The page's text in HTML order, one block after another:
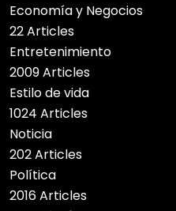
Economía y Negocios
22 Articles
Entretenimiento
2009 Articles
Estilo de vida
1024 Articles
Noticia
202 Articles
Política
2016 Articles